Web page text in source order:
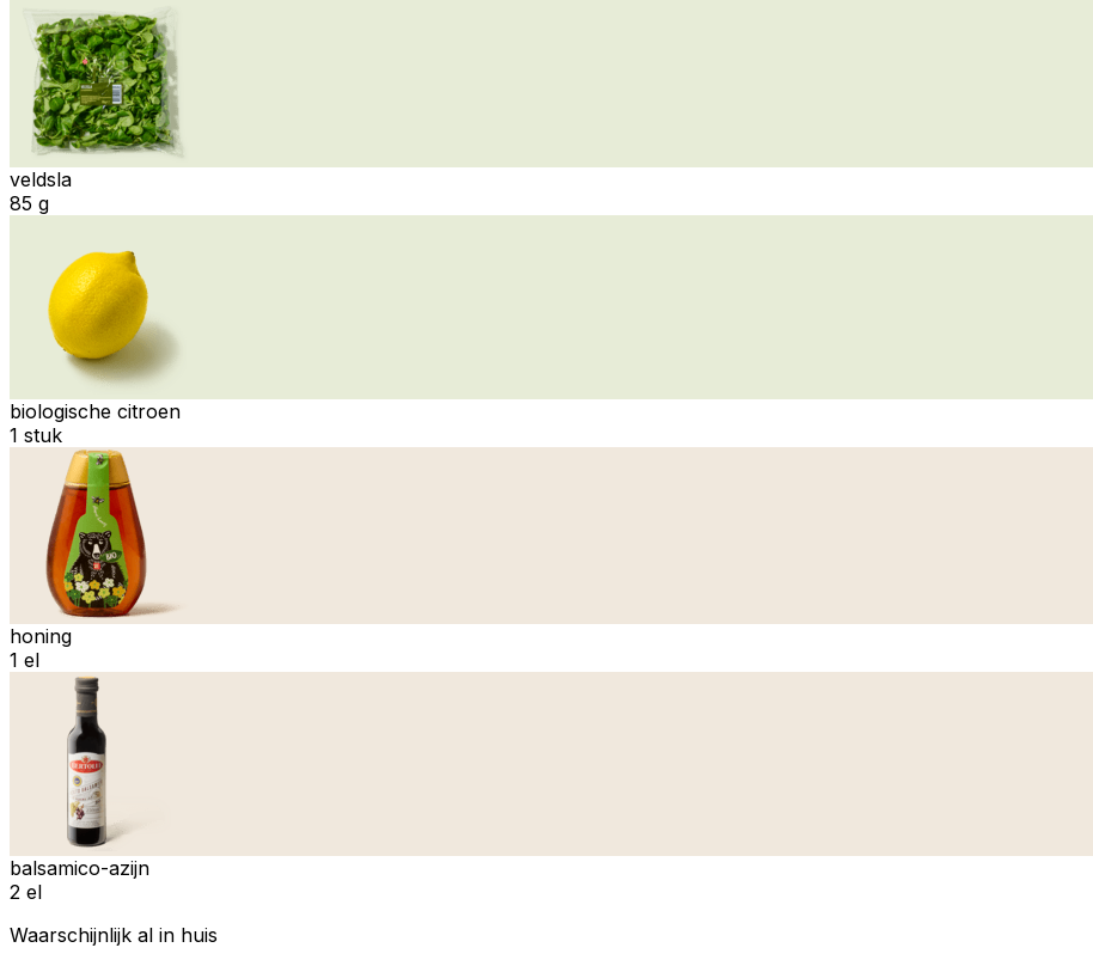
veldsla
85 g
biologische citroen
1 stuk
honing
1 el
balsamico-azijn
2 el
Waarschijnlijk al in huis